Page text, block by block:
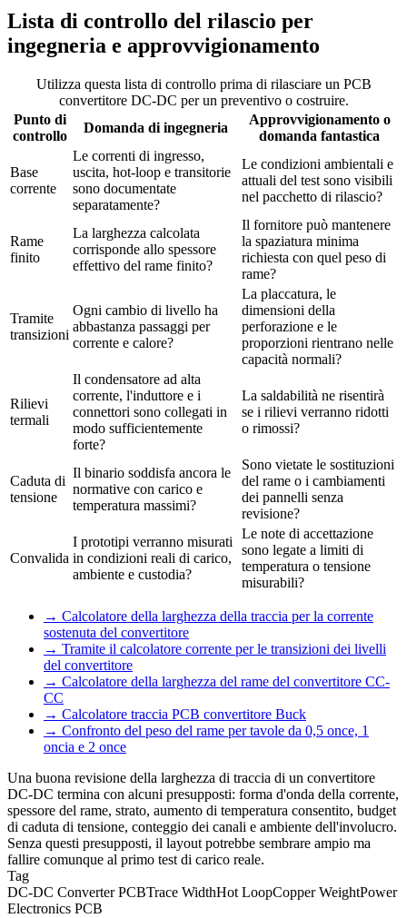
Lista di controllo del rilascio per
ingegneria e approvvigionamento
Utilizza questa lista di controllo prima di rilasciare un PCB
convertitore DC-DC per un preventivo o costruire.
Punto di
controllo
Domanda di ingegneria
Approvvigionamento o
domanda fantastica
Base
corrente
Le correnti di ingresso,
uscita, hot-loop e transitorie
sono documentate
separatamente?
Le condizioni ambientali e
attuali del test sono visibili
nel pacchetto di rilascio?
Rame
finito
La larghezza calcolata
corrisponde allo spessore
effettivo del rame finito?
Il fornitore può mantenere
la spaziatura minima
richiesta con quel peso di
rame?
Tramite
transizioni
Ogni cambio di livello ha
abbastanza passaggi per
corrente e calore?
La placcatura, le
dimensioni della
perforazione e le
proporzioni rientrano nelle
capacità normali?
Rilievi
termali
Il condensatore ad alta
corrente, l'induttore e i
connettori sono collegati in
modo sufficientemente
forte?
La saldabilità ne risentirà
se i rilievi verranno ridotti
o rimossi?
Caduta di
tensione
Il binario soddisfa ancora le
normative con carico e
temperatura massimi?
Sono vietate le sostituzioni
del rame o i cambiamenti
dei pannelli senza
revisione?
Convalida
I prototipi verranno misurati
in condizioni reali di carico,
ambiente e custodia?
Le note di accettazione
sono legate a limiti di
temperatura o tensione
misurabili?
→ Calcolatore della larghezza della traccia per la corrente
sostenuta del convertitore
→ Tramite il calcolatore corrente per le transizioni dei livelli
del convertitore
→ Calcolatore della larghezza del rame del convertitore CC-
CC
→ Calcolatore traccia PCB convertitore Buck
→ Confronto del peso del rame per tavole da 0,5 once, 1
oncia e 2 once
Una buona revisione della larghezza di traccia di un convertitore
DC-DC termina con alcuni presupposti: forma d'onda della corrente,
spessore del rame, strato, aumento di temperatura consentito, budget
di caduta di tensione, conteggio dei canali e ambiente dell'involucro.
Senza questi presupposti, il layout potrebbe sembrare ampio ma
fallire comunque al primo test di carico reale.
Tag
DC-DC Converter PCBTrace WidthHot LoopCopper WeightPower
Electronics PCB